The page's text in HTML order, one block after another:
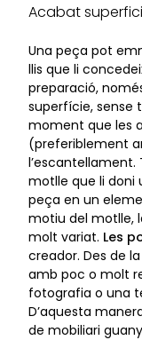
Acabat
Una peça pot
llis que li
preparació,
superfície, sense
moment que les
(preferiblement
l’escantellament.
motlle que li doni
peça en un
motiu del motlle,
molt variat. Les
creador. Des de
amb poc o molt
fotografia o una
D’aquesta
de mobiliari